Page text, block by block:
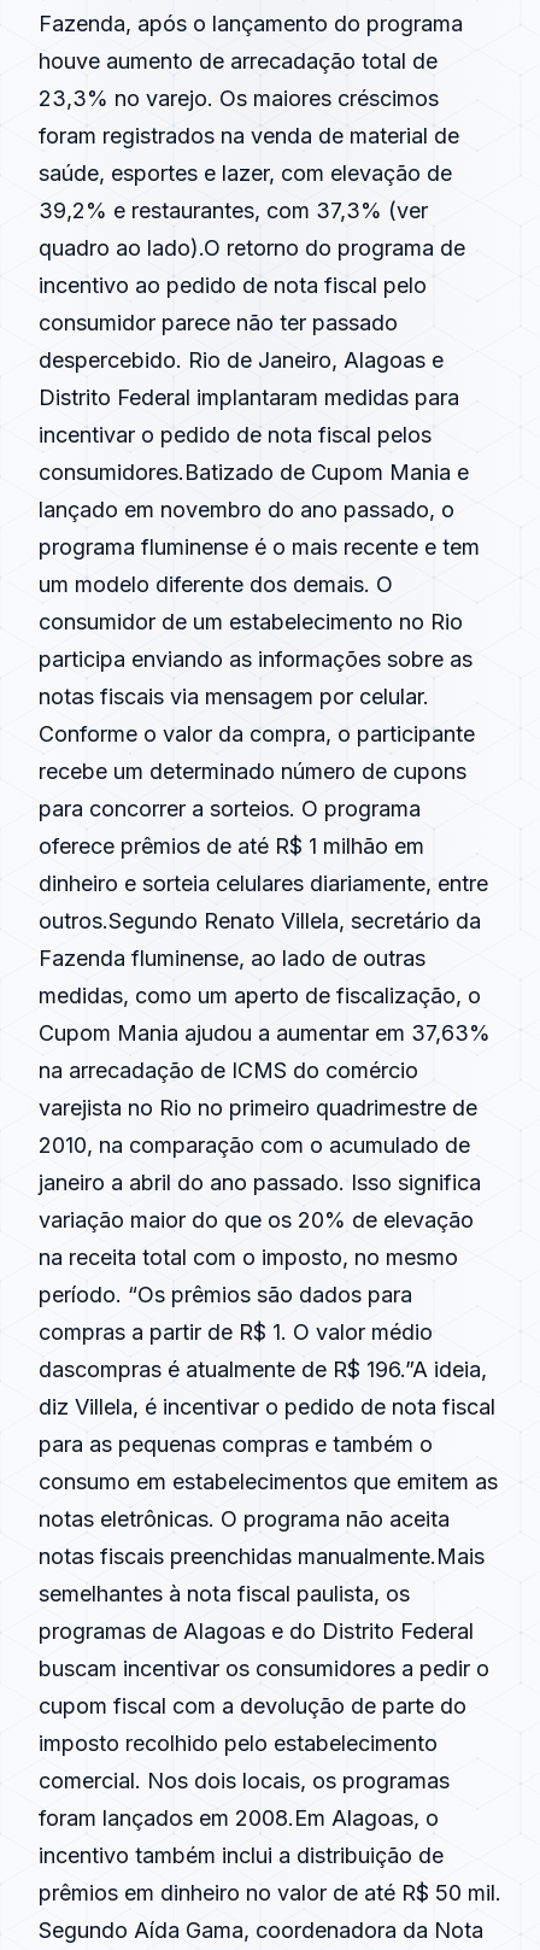
Fazenda, após o lançamento do programa
houve aumento de arrecadação total de
23,3% no varejo. Os maiores créscimos
foram registrados na venda de material de
saúde, esportes e lazer, com elevação de
39,2% e restaurantes, com 37,3% (ver
quadro ao lado).O retorno do programa de
incentivo ao pedido de nota fiscal pelo
consumidor parece não ter passado
despercebido. Rio de Janeiro, Alagoas e
Distrito Federal implantaram medidas para
incentivar o pedido de nota fiscal pelos
consumidores.Batizado de Cupom Mania e
lançado em novembro do ano passado, o
programa fluminense é o mais recente e tem
um modelo diferente dos demais. O
consumidor de um estabelecimento no Rio
participa enviando as informações sobre as
notas fiscais via mensagem por celular.
Conforme o valor da compra, o participante
recebe um determinado número de cupons
para concorrer a sorteios. O programa
oferece prêmios de até R$ 1 milhão em
dinheiro e sorteia celulares diariamente, entre
outros.Segundo Renato Villela, secretário da
Fazenda fluminense, ao lado de outras
medidas, como um aperto de fiscalização, o
Cupom Mania ajudou a aumentar em 37,63%
na arrecadação de ICMS do comércio
varejista no Rio no primeiro quadrimestre de
2010, na comparação com o acumulado de
janeiro a abril do ano passado. Isso significa
variação maior do que os 20% de elevação
na receita total com o imposto, no mesmo
período. “Os prêmios são dados para
compras a partir de R$ 1. O valor médio
dascompras é atualmente de R$ 196.”A ideia,
diz Villela, é incentivar o pedido de nota fiscal
para as pequenas compras e também o
consumo em estabelecimentos que emitem as
notas eletrônicas. O programa não aceita
notas fiscais preenchidas manualmente.Mais
semelhantes à nota fiscal paulista, os
programas de Alagoas e do Distrito Federal
buscam incentivar os consumidores a pedir o
cupom fiscal com a devolução de parte do
imposto recolhido pelo estabelecimento
comercial. Nos dois locais, os programas
foram lançados em 2008.Em Alagoas, o
incentivo também inclui a distribuição de
prêmios em dinheiro no valor de até R$ 50 mil.
Segundo Aída Gama, coordenadora da Nota